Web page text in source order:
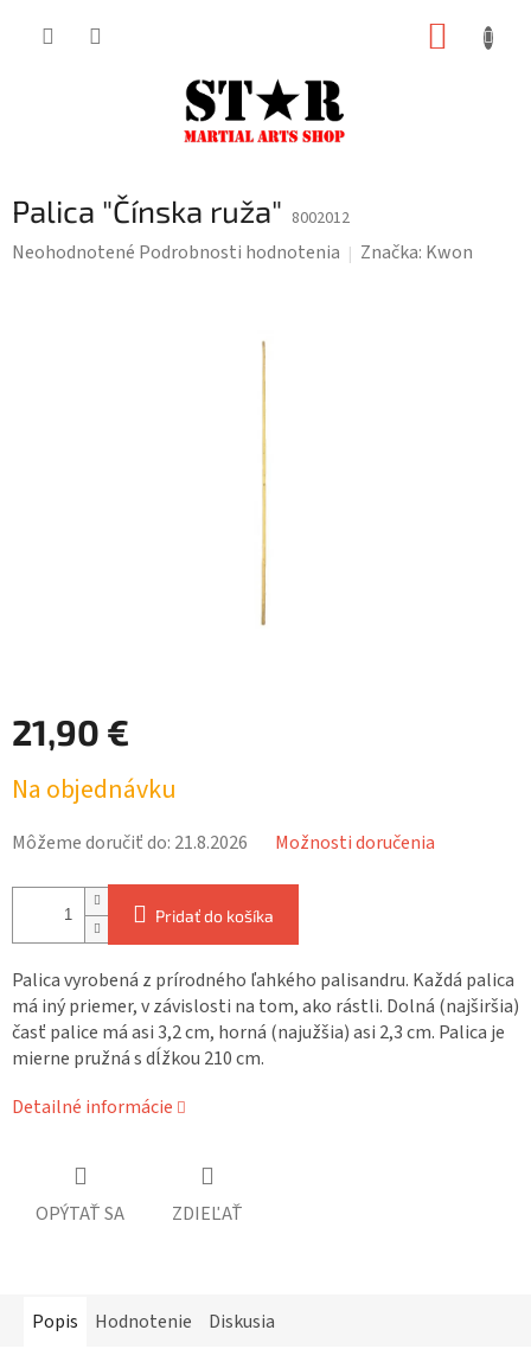
Palica "Čínska ruža" 8002012
Priemerné
Neohodnotené Podrobnosti hodnotenia Značka: Kwon
21,90 €
cena:
Na objednávku
Môžeme doručiť do: 21.8.2026 Možnosti doručenia
Pridať do košíka
Palica vyrobená z prírodného ľahkého palisandru. Každá palica
má iný priemer, v závislosti na tom, ako rástli. Dolná (najširšia)
časť palice má asi 3,2 cm, horná (najužšia) asi 2,3 cm. Palica je
mierne pružná s dĺžkou 210 cm.
Detailné informácie
OPÝTAŤ SA ZDIEĽAŤ
Popis Hodnotenie Diskusia